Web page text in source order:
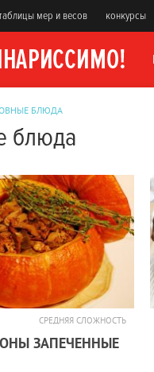
мер и весов конкурсы
БЛЮДА
блюда
СРЕДНЯЯ СЛОЖНОСТЬ
ЗАПЕЧЕННЫЕ